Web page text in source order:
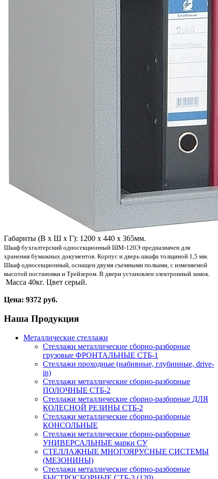
Габариты (В х Ш х Г): 1200 х 440 х 365мм.
Шкаф бухгалтерский односекционный ШМ-120Э предназначен для
хранения бумажных документов. Корпус и дверь шкафа толщиной 1,5 мм.
Шкаф односекционный, оснащен двумя съемными полками, с изменяемой
высотой постановки и Трейзером. В двери установлен электронный замок.
Масса 40кг. Цвет серый.
Цена: 9372 руб.
Наша Продукция
Металлические стеллажи
Стеллажи металлические сборно-разборные
грузовые ФРОНТАЛЬНЫЕ СТБ-1
Стеллажи проходные (набивные, глубинные, drive-
in)
Стеллажи металлические сборно-разборные
ПОЛОЧНЫЕ СТБ-2
Стеллажи металлические сборно-разборные ДЛЯ
КОЛЕСНОЙ РЕЗИНЫ СТБ-2
Стеллажи металлические сборно-разборные
КОНСОЛЬНЫЕ
Стеллажи металлические сборно-разборные
УНИВЕРСАЛЬНЫЕ марки СУ
СТЕЛЛАЖНЫЕ МНОГОЯРУСНЫЕ СИСТЕМЫ
(МЕЗОНИНЫ)
Стеллажи металлические сборно-разборные